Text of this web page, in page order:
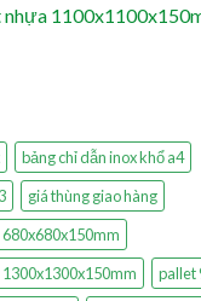
nhựa
bảng chỉ dẫn inox khổ a4
giá thùng giao hàng
pallet